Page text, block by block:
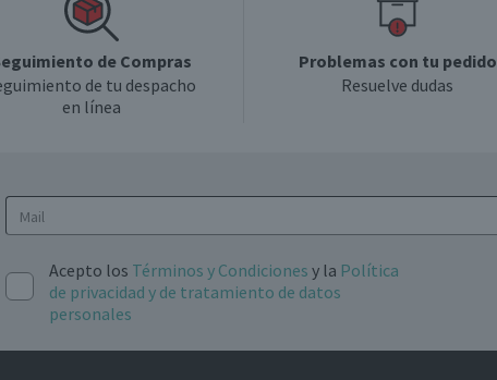
de Compras
de tu despacho
en línea
Problemas con tu pedido
Resuelve dudas
Acepto los Términos y Condiciones y la Política
de privacidad y de tratamiento de datos
personales